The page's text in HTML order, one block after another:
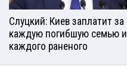
Слуцкий: Киев заплатит за
каждую погибшую семью и
каждого раненого